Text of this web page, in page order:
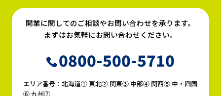
開業に関してのご相談やお問い合わせを承ります。
まずはお気軽にお問い合わせください。
0800-500-5710
エリア番号：北海道① 東北② 関東③ 中部④ 関西⑤ 中・四国
⑥ 九州⑦